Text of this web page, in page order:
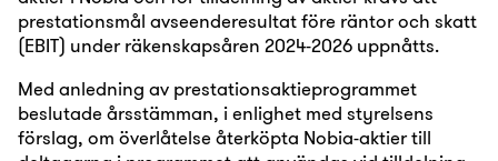
prestationsmål avseenderesultat före räntor och skatt
(EBIT) under räkenskapsåren 2024-2026 uppnåtts.
Med anledning av prestationsaktieprogrammet
beslutade årsstämman, i enlighet med styrelsens
förslag, om överlåtelse återköpta Nobia-aktier till